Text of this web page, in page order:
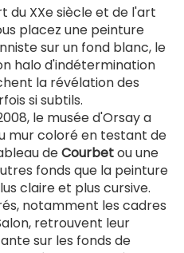
du XXe siècle et de l'art
placez une peinture
sur un fond blanc, le
halo d'indétermination
la révélation des
si subtils.
le musée d'Orsay a
mur coloré en testant de
deCourbetou une
fonds que la peinture
claire et plus cursive.
notamment les cadres
retrouvent leur
sur les fonds de